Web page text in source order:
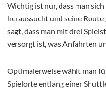
Wichtig ist nur, dass man
heraussucht und seine
sagt, dass man mit drei
versorgt ist, was Anfahrten
Optimalerweise wählt man
Spielorte entlang einer